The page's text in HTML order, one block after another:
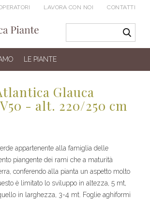
LAVORA CON NOI CONTATTI
LE PIANTE
Glauca
- alt. 220/250 cm
appartenente alla famiglia delle
piangente dei rami che a maturità
conferendo alla pianta un aspetto molto
è limitato lo sviluppo in altezza, 5 mt,
in larghezza, 3-4 mt. Foglie aghiformi